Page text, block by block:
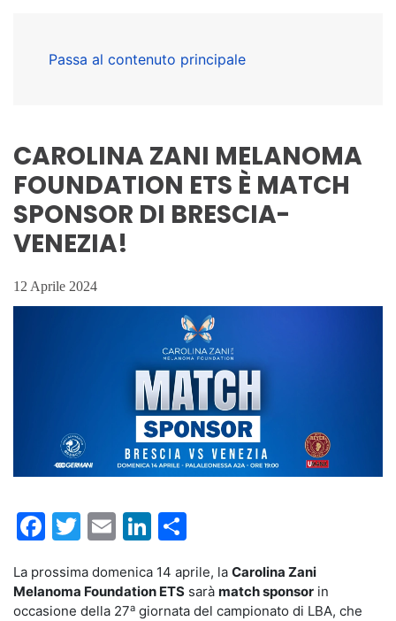
Passa al contenuto principale
CAROLINA ZANI MELANOMA
FOUNDATION ETS È MATCH
SPONSOR DI BRESCIA-
VENEZIA!
12 Aprile 2024
Facebook
Twitter
EmailLinkedIn
La prossima domenica 14 aprile, la Carolina Zani
Melanoma Foundation ETS sarà match sponsor in
occasione della 27a giornata del campionato di LBA, che